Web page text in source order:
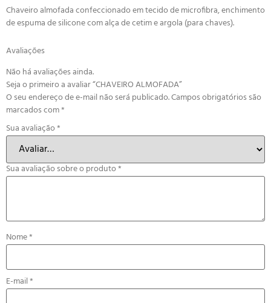
Chaveiro almofada confeccionado em tecido de microfibra, enchimento
de espuma de silicone com alça de cetim e argola (para chaves).
Avaliações
Não há avaliações ainda.
Seja o primeiro a avaliar “CHAVEIRO ALMOFADA”
O seu endereço de e-mail não será publicado.Campos obrigatórios são
marcados com*
Sua avaliação*
Sua avaliação sobre o produto*
Nome*
E-mail*